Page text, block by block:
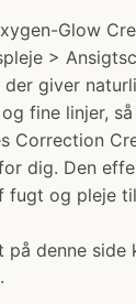
Glow
>
der giver
fine linjer,
Correction
dig. Den
fugt og pleje
på denne